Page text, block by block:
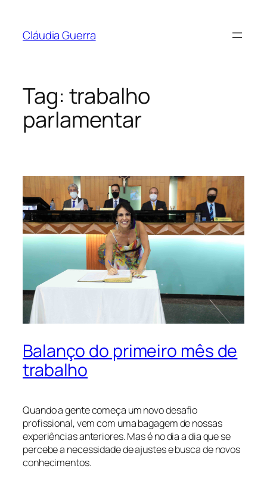
Cláudia Guerra
Tag: trabalho
parlamentar
Balanço do primeiro mês de
trabalho
Quando a gente começa um novo desafio
profissional, vem com uma bagagem de nossas
experiências anteriores. Mas é no dia a dia que se
percebe a necessidade de ajustes e busca de novos
conhecimentos.